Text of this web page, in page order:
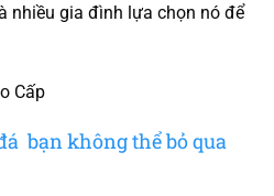
nhiều gia đình lựa chọn nó để
bạn không thể bỏ qua